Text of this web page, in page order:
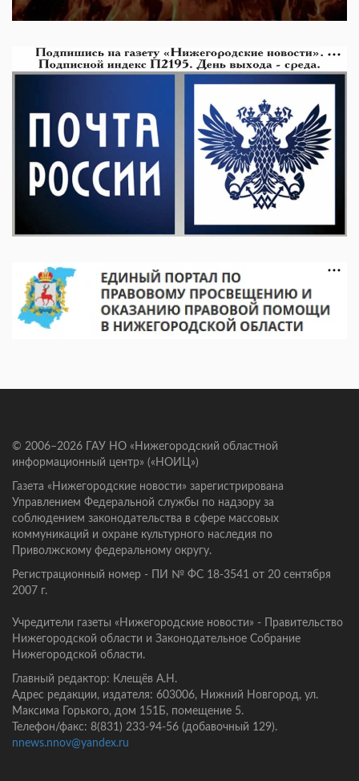
© 2006–2026 ГАУ НО «Нижегородский областной
информационный центр» («НОИЦ»)
Газета «Нижегородские новости» зарегистрирована
Управлением Федеральной службы по надзору за
соблюдением законодательства в сфере массовых
коммуникаций и охране культурного наследия по
Приволжскому федеральному округу.
Регистрационный номер - ПИ № ФС 18-3541 от 20 сентября
2007 г.
Учредители газеты «Нижегородские новости» - Правительство
Нижегородской области и Законодательное Собрание
Нижегородской области.
Главный редактор: Клещёв А.Н.
Адрес редакции, издателя: 603006, Нижний Новгород, ул.
Максима Горького, дом 151Б, помещение 5.
Телефон/факс: 8(831) 233-94-56 (добавочный 129).
nnews.nnov@yandex.ru